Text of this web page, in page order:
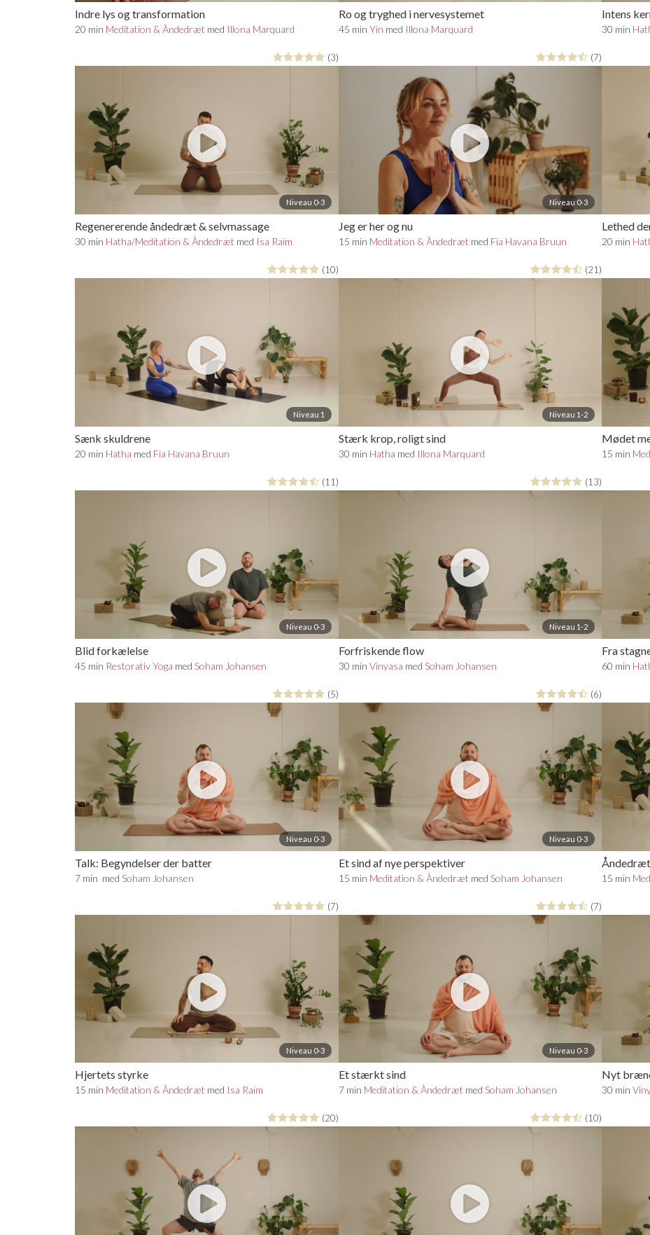
Indre lys og transformation
20 min Meditation & Åndedræt med Illona Marquard
Ro og tryghed i nervesystemet
45 min Yin med Illona Marquard
Intens
30 min
(3)
Niveau 0-3
Regenererende åndedræt & selvmassage
30 min Hatha/Meditation & Åndedræt med Isa Raim
(7)
Niveau 0-3
Jeg er her og nu
15 min Meditation & Åndedræt med Fia Havana Bruun
Lethed
20 min
(10)
Niveau 1
Sænk skuldrene
20 min Hatha med Fia Havana Bruun
(21)
Niveau 1-2
Stærk krop, roligt sind
30 min Hatha med Illona Marquard
Mødet
15 min
(11)
Niveau 0-3
Blid forkælelse
45 min Restorativ Yoga med Soham Johansen
(13)
Niveau 1-2
Forfriskende flow
30 min Vinyasa med Soham Johansen
Fra
60 min
(5)
Niveau 0-3
Talk: Begyndelser der batter
7 min med Soham Johansen
(6)
Niveau 0-3
Et sind af nye perspektiver
15 min Meditation & Åndedræt med Soham Johansen 15 min
(7)
Niveau 0-3
Hjertets styrke
15 min Meditation & Åndedræt med Isa Raim
(7)
Niveau 0-3
Et stærkt sind
7 min Meditation & Åndedræt med Soham Johansen
Nyt
30 min
(20) (10)